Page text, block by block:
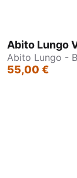
Abito Lungo
Abito Lungo -
55,00 €